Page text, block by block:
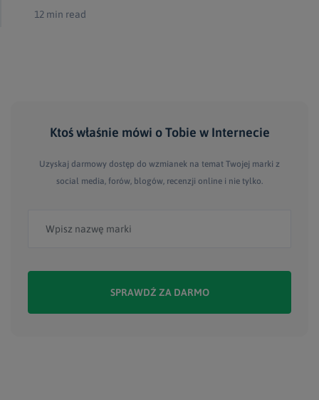
12 min read
Ktoś właśnie mówi o Tobie w Internecie
Uzyskaj darmowy dostęp do wzmianek na temat Twojej marki z
social media, forów, blogów, recenzji online i nie tylko.
SPRAWDŹ ZA DARMO